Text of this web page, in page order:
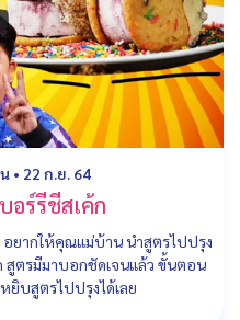
• 22 ก.ย. 64
อร์รีชีสเค้ก
อยากให้คุณแม่บ้าน นำสูตรไปปรุง
สูตรมีมาบอกชัดเจนแล้ว ขั้นตอน
ยิบสูตรไปปรุงได้เลย